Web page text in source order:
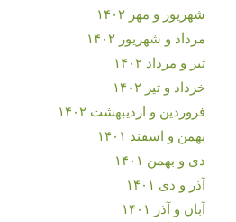
شهریور و مهر ۱۴۰۲
مرداد و شهریور ۱۴۰۲
تیر و مرداد ۱۴۰۲
خرداد و تیر ۱۴۰۲
فروردین و اردیبهشت ۱۴۰۲
بهمن و اسفند ۱۴۰۱
دی و بهمن ۱۴۰۱
آذر و دی ۱۴۰۱
آبان و آذر ۱۴۰۱